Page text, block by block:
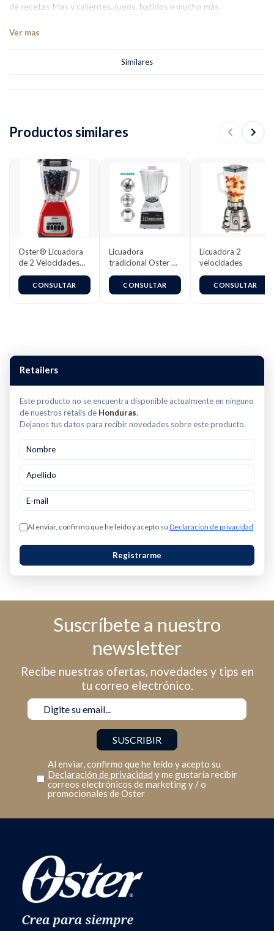
de recetas frías y calientes, jugos, batidos y mucho más.
Ver mas
Similares
Productos similares
Oster® Licuadora
de 2 Velocidades
más Pulso, con Vaso
de Vidrio
Boroclass®, 1.5 L,
CONSULTAR
Licuadora
tradicional Oster 10
velocidades
4112(127v) / 4172
(220v)
CONSULTAR
Licuadora 2
velocidades
CONSULTAR
Retailers
Este producto no se encuentra disponible actualmente en ninguno
de nuestros retails de Honduras.
Dejanos tus datos para recibir novedades sobre este producto.
Al enviar, confirmo que he leido y acepto su Declaracion de privacidad
Registrarme
Suscríbete a nuestro
newsletter
Recibe nuestras ofertas, novedades y tips en
tu correo electrónico.
Al enviar, confirmo que he leído y acepto su
Declaración de privacidad y me gustaría recibir
correos electrónicos de marketing y / o
promocionales de Oster